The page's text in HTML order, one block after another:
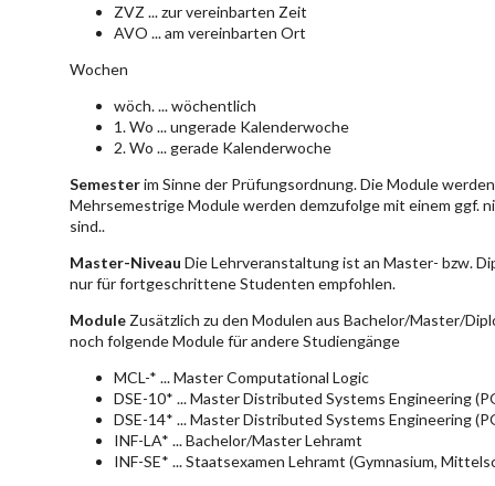
ZVZ ... zur vereinbarten Zeit
AVO ... am vereinbarten Ort
Wochen
wöch. ... wöchentlich
1. Wo ... ungerade Kalenderwoche
2. Wo ... gerade Kalenderwoche
Semesterim Sinne der Prüfungsordnung. Die Module
Mehrsemestrige Module werden demzufolge mit einem ggf.
sind..
Master-Niveau Die Lehrveranstaltung ist an Master- bzw.
nur für fortgeschrittene Studenten empfohlen.
Module Zusätzlich zu den Modulen aus Bachelor/Master/
noch folgende Module für andere Studiengänge
MCL-* ... Master Computational Logic
DSE-10* ... Master Distributed Systems Engineering
DSE-14* ... Master Distributed Systems Engineering
INF-LA* ... Bachelor/Master Lehramt
INF-SE* ... Staatsexamen Lehramt (Gymnasium,